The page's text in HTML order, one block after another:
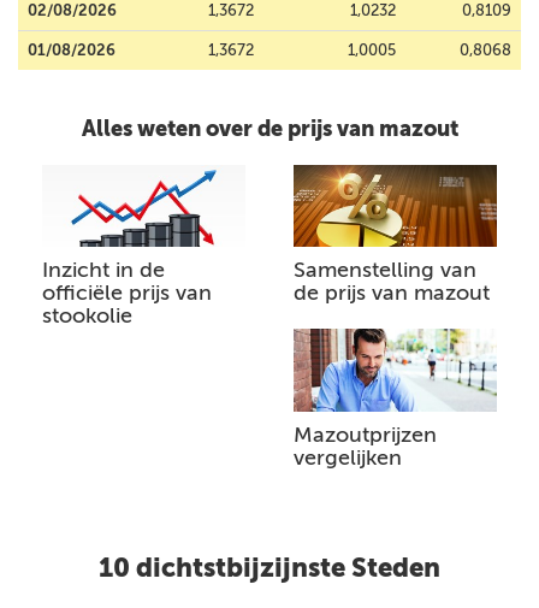
02/08/2026 1,3672 1,0232 0,8109
01/08/2026 1,3672 1,0005 0,8068
Alles weten over de prijs van mazout
Inzicht in de
officiële prijs van
stookolie
Samenstelling van
de prijs van mazout
Mazoutprijzen
vergelijken
10 dichtstbijzijnste Steden